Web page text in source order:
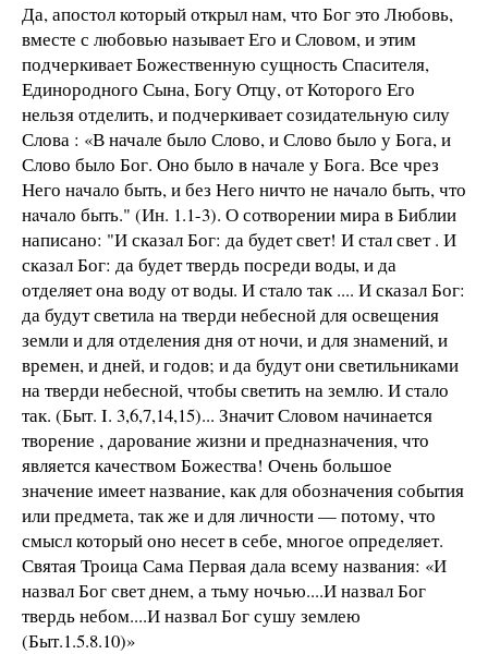
Да, апостол который открыл нам, что Бог это Любовь,
вместе с любовью называет Его и Словом, и этим
подчеркивает Божественную сущность Спасителя,
Единородного Сына, Богу Отцу, от Которого Его
нельзя отделить, и подчеркивает созидательную силу
Слова : «В начале было Слово, и Слово было у Бога, и
Слово было Бог. Оно было в начале у Бога. Все чрез
Него нaчало быть, и без Него ничто не нaчало быть, что
нaчало быть." (Ин. 1.1-3). О сотворении мира в Библии
написано: "И сказал Бог: да будет свет! И стал свет . И
сказал Бог: да будет твердь посреди воды, и да
отделяет она воду от воды. И стало так .... И сказал Бог:
да будут светила на тверди небесной для освещения
земли и для отделения дня от ночи, и для знамений, и
времен, и дней, и годов; и да будут они светильниками
на тверди небесной, чтобы светить на землю. И стало
так. (Быт. I. 3,6,7,14,15)... Значит Словом начинается
творение , дарование жизни и предназначения, что
является качеством Божества! Очень большое
значение имеет название, как для обозначения события
или предмета, так же и для личности — потому, что
смысл который оно несет в себе, многое определяет.
Святая Троица Сама Первая дала всему названия: «И
назвал Бог свет днем, а тьму ночью....И назвал Бог
твердь небом....И назвал Бог сушу землею
(Быт.1.5.8.10)»